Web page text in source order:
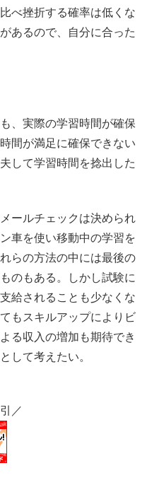
べ挫折する確率は低くな
あるので、自分に合った
、実際の学習時間が確保
間が満足に確保できない
して学習時間を捻出した
ールチェックは決められ
車を使い移動中の学習を
らの方法の中には最後の
のもある。しかし試験に
給されることも少なくな
もスキルアップによりビ
る収入の増加も期待でき
して考えたい。
／